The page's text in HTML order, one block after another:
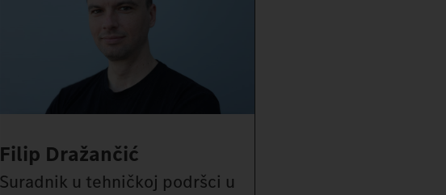
Filip Dražančić
Suradnik u tehničkoj podršci u